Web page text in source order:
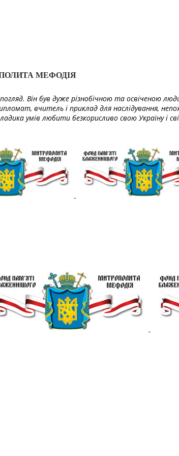
МЕФОДІЯ
Він був дуже різнобічною та освіченою
вчитель і приклад для наслідування,
умів любити безкорисливо свою Україну і